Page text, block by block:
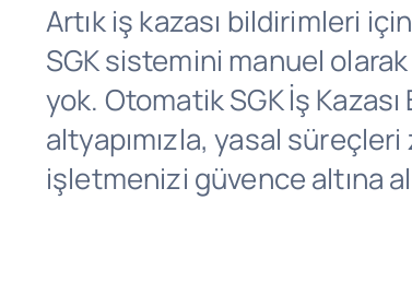
Artık iş kazası bildirimleri
SGK sistemini manuel
yok. Otomatik SGK İş
altyapımızla, yasal
işletmenizi güvence altına